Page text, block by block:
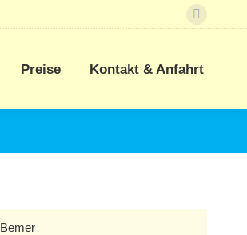
opens
new
Preise Kontakt & Anfahrt
Bemer
Preise Kontakt & Anfahrt